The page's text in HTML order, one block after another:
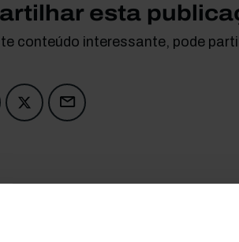
esta
conteúdo interessante, pode